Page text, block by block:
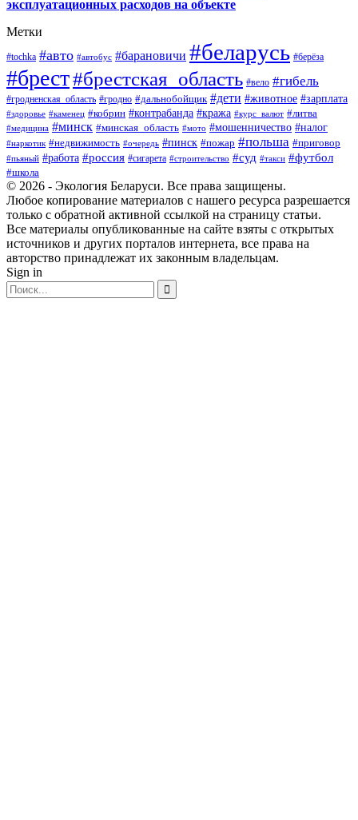
эксплуатационных расходов на объекте
Метки
#tochka #авто #автобус #барановичи #беларусь #берёза
#брест#брестская_область #вело #гибель
#гродненская_область #гродно #дальнобойщик #дети #животное #зарплата
#здоровье #каменец #кобрин #контрабанда #кража #курс_валют #литва
#медицина #минск #минская_область #мото #мошенничество #налог
#наркотик #недвижимость #очередь #пинск #пожар #польша #приговор
#пьяный #работа #россия #сигарета #строительство #суд #такси #футбол
#школа
© 2026 - Экология Беларуси. Все права защищены.
Любое копирование материалов с нашего ресурса разрешается
только с обратной активной ссылкой на страницу статьи.
Все материалы опубликованные на сайте взяты с открытых
источников и других порталов интернета, все права на
авторство принадлежат их законным владельцам.
Sign in